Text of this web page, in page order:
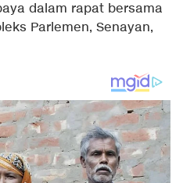
dalam rapat bersama
Parlemen, Senayan,